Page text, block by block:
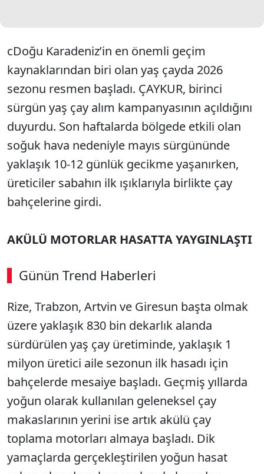
cDoğu Karadeniz’in en önemli geçim
kaynaklarından biri olan yaş çayda 2026
sezonu resmen başladı. ÇAYKUR, birinci
sürgün yaş çay alım kampanyasının açıldığını
duyurdu. Son haftalarda bölgede etkili olan
soğuk hava nedeniyle mayıs sürgününde
yaklaşık 10-12 günlük gecikme yaşanırken,
üreticiler sabahın ilk ışıklarıyla birlikte çay
bahçelerine girdi.
AKÜLÜ MOTORLAR HASATTA YAYGINLAŞTI
Günün Trend Haberleri
00:02 / 08:43
Sesi Aç
Rize, Trabzon, Artvin ve Giresun başta olmak
üzere yaklaşık 830 bin dekarlık alanda
sürdürülen yaş çay üretiminde, yaklaşık 1
milyon üretici aile sezonun ilk hasadı için
bahçelerde mesaiye başladı. Geçmiş yıllarda
yoğun olarak kullanılan geleneksel çay
makaslarının yerini ise artık akülü çay
toplama motorları almaya başladı. Dik
yamaçlarda gerçekleştirilen yoğun hasat